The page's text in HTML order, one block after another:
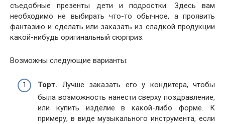
съедобные презенты дети и подростки. Здесь вам
необходимо не выбирать что-то обычное, а проявить
фантазию и сделать или заказать из сладкой продукции
какой-нибудь оригинальный сюрприз.
Возможны следующие варианты:
Торт. Лучше заказать его у кондитера, чтобы
была возможность нанести сверху поздравление,
или купить изделие в какой-либо форме. К
примеру, в виде музыкального инструмента, если